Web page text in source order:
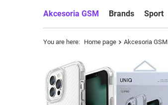
Akcesoria GSM Brands Sport
You are here: Home page Akcesoria GSM